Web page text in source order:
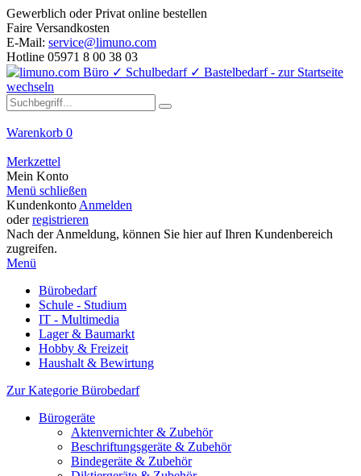
Gewerblich oder Privat online bestellen
Faire Versandkosten
E-Mail: service@limuno.com
Hotline 05971 8 00 38 03
Warenkorb 0
Merkzettel
Mein Konto
Menü schließen
Kundenkonto Anmelden
oderregistrieren
Nach der Anmeldung, können Sie hier auf Ihren Kundenbereich
zugreifen.
Menü
Bürobedarf
Schule - Studium
IT - Multimedia
Lager & Baumarkt
Hobby & Freizeit
Haushalt & Bewirtung
Zur Kategorie Bürobedarf
Bürogeräte
Aktenvernichter & Zubehör
Beschriftungsgeräte & Zubehör
Bindegeräte & Zubehör